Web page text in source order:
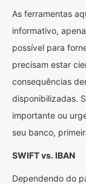
As ferramentas
informativo,
possível para
precisam estar
consequências
disponibilizadas.
importante ou
seu banco,
SWIFT vs. IBAN
Dependendo do